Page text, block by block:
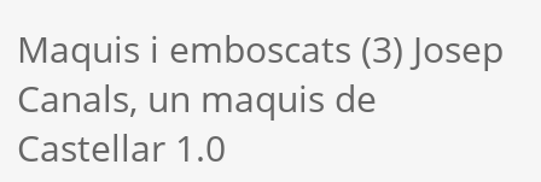
Maquis i emboscats (3) Josep
Canals, un maquis de
Castellar 1.0